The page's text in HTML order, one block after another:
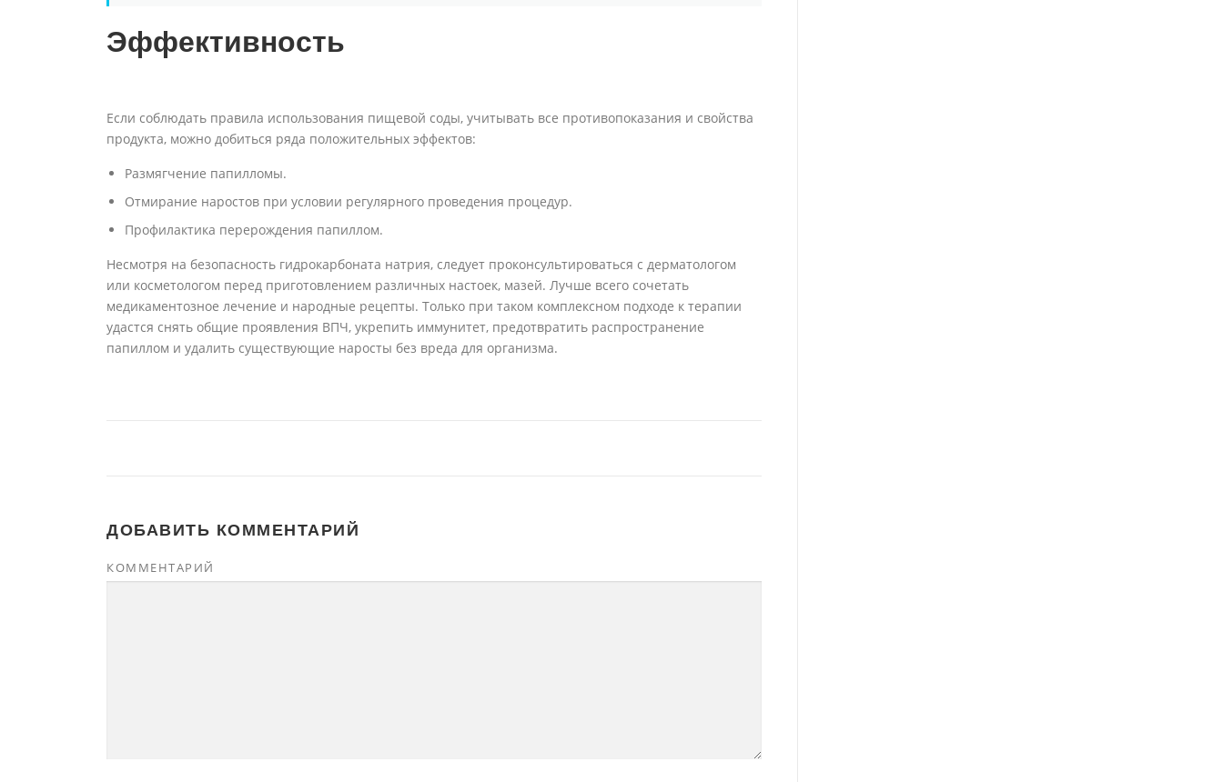
Эффективность
Если соблюдать правила использования пищевой соды, учитывать все противопоказания и свойства
продукта, можно добиться ряда положительных эффектов:
Размягчение папилломы.
Отмирание наростов при условии регулярного проведения процедур.
Профилактика перерождения папиллом.
Несмотря на безопасность гидрокарбоната натрия, следует проконсультироваться с дерматологом
или косметологом перед приготовлением различных настоек, мазей. Лучше всего сочетать
медикаментозное лечение и народные рецепты. Только при таком комплексном подходе к терапии
удастся снять общие проявления ВПЧ, укрепить иммунитет, предотвратить распространение
папиллом и удалить существующие наросты без вреда для организма.
ДОБАВИТЬ КОММЕНТАРИЙ
КОММЕНТАРИЙ